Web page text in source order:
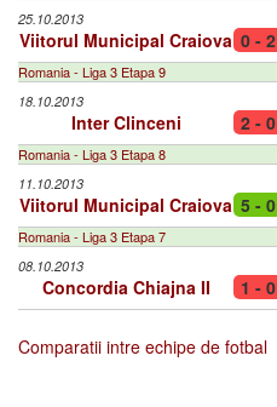
25.10.2013
Viitorul Municipal Craiova 0 - 2
Romania - Liga 3 Etapa 9
18.10.2013
Inter Clinceni 2 - 0
Romania - Liga 3 Etapa 8
11.10.2013
Viitorul Municipal Craiova 5 - 0
Romania - Liga 3 Etapa 7
08.10.2013
Concordia Chiajna II 1 - 0
Comparatii intre echipe de fotbal